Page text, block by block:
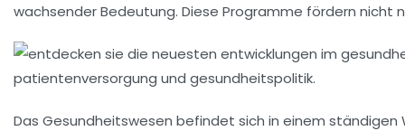
wachsender Bedeutung. Diese Programme fördern
Das Gesundheitswesen befindet sich in einem ständigen